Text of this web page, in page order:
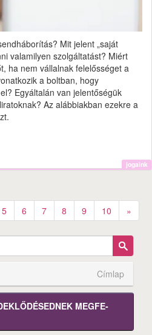
Mit jelent „saját
valamilyen szolgáltatást? Miért
ha nem vállalnak felelősséget a
a boltban, hogy
Egyáltalán van jelentőségük
Az alábbiakban ezekre a
jogaink
5 6 7 8 9 10 »
Címlap
MEGFE­